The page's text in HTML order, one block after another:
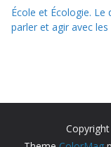
École et Écologie.
parler et agir avec les